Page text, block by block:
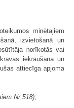
minētajiem
izvietošanā un
norīkotās vai
iekraušana un
attiecīga apjoma
Nr.518);